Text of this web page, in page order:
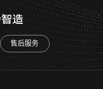
造
售后服务